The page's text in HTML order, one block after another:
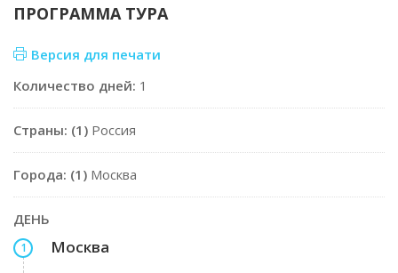
ПРОГРАММА ТУРА
Версия для печати
Количество дней: 1
Страны: (1) Россия
Города: (1) Москва
ДЕНЬ
1 Москва